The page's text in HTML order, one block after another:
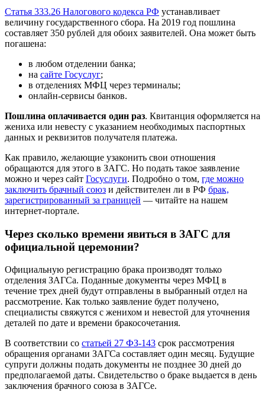
Статья 333.26 Налогового кодекса РФ устанавливает
величину государственного сбора. На 2019 год пошлина
составляет 350 рублей для обоих заявителей. Она может быть
погашена:
в любом отделении банка;
на сайте Госуслуг;
в отделениях МФЦ через терминалы;
онлайн-сервисы банков.
Пошлина оплачивается один раз. Квитанция оформляется на
жениха или невесту с указанием необходимых паспортных
данных и реквизитов получателя платежа.
Как правило, желающие узаконить свои отношения
обращаются для этого в ЗАГС. Но подать такое заявление
можно и через сайт Госуслуги. Подробно о том, где можно
заключить брачный союз и действителен ли в РФ брак,
зарегистрированный за границей — читайте на нашем
интернет-портале.
Через сколько времени явиться в ЗАГС для
официальной церемонии?
Официальную регистрацию брака производят только
отделения ЗАГСа. Поданные документы через МФЦ в
течение трех дней будут отправлены в выбранный отдел на
рассмотрение. Как только заявление будет получено,
специалисты свяжутся с женихом и невестой для уточнения
деталей по дате и времени бракосочетания.
В соответствии со статьей 27 ФЗ-143 срок рассмотрения
обращения органами ЗАГСа составляет один месяц. Будущие
супруги должны подать документы не позднее 30 дней до
предполагаемой даты. Свидетельство о браке выдается в день
заключения брачного союза в ЗАГСе.